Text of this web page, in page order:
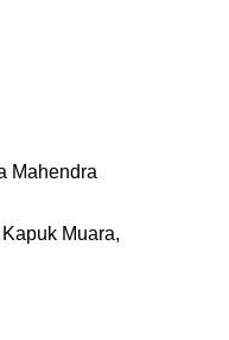
Mahendra
Muara,